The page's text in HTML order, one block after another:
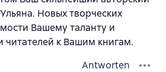
Новых творческих
Вашему таланту и
читателей к Вашим книгам.
Antworten